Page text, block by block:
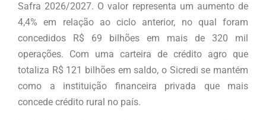
Safra 2026/2027. O valor representa um aumento de
4,4% em relação ao ciclo anterior, no qual foram
concedidos R$ 69 bilhões em mais de 320 mil
operações. Com uma carteira de crédito agro que
totaliza R$ 121 bilhões em saldo, o Sicredi se mantém
como a instituição financeira privada que mais
concede crédito rural no país.